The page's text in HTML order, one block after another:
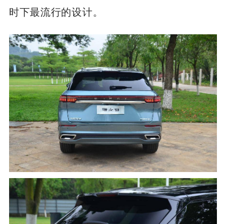
也没少，像隐藏式门把手、悬浮式车顶都是
时下最流行的设计。